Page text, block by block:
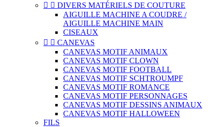
  DIVERS MATÉRIELS DE COUTURE
AIGUILLE MACHINE A COUDRE /
AIGUILLE MACHINE MAIN
CISEAUX
  CANEVAS
CANEVAS MOTIF ANIMAUX
CANEVAS MOTIF CLOWN
CANEVAS MOTIF FOOTBALL
CANEVAS MOTIF SCHTROUMPF
CANEVAS MOTIF ROMANCE
CANEVAS MOTIF PERSONNAGES
CANEVAS MOTIF DESSINS ANIMAUX
CANEVAS MOTIF HALLOWEEN
FILS